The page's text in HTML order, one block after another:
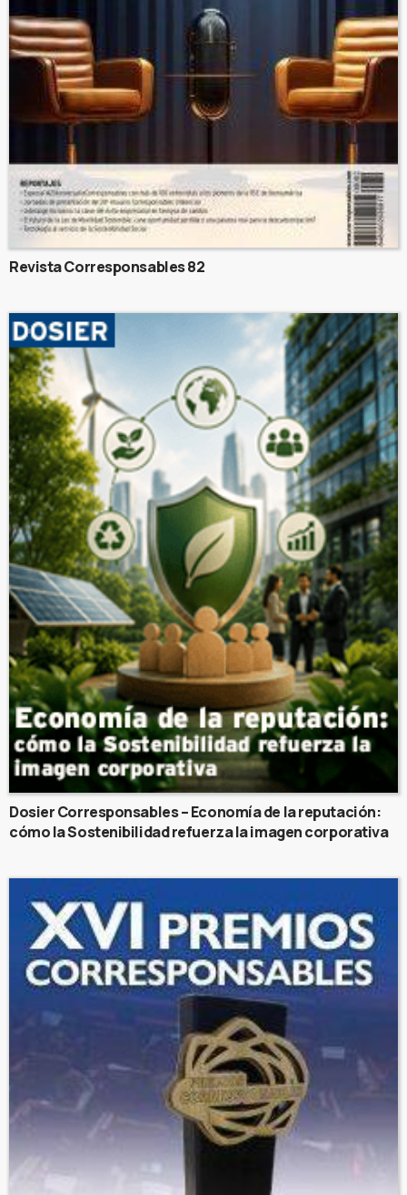
Revista Corresponsables 82
Dosier Corresponsables – Economía de la reputación:
cómo la Sostenibilidad refuerza la imagen corporativa